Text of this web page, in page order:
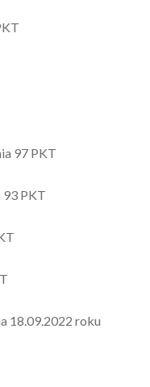
97 PKT
93 PKT
18.09.2022 roku